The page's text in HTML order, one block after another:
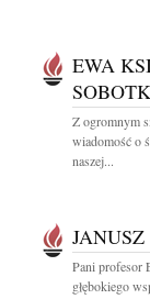
EWA
Z ogromnym
wiadomość o
naszej...
Pani profesor
głębokiego